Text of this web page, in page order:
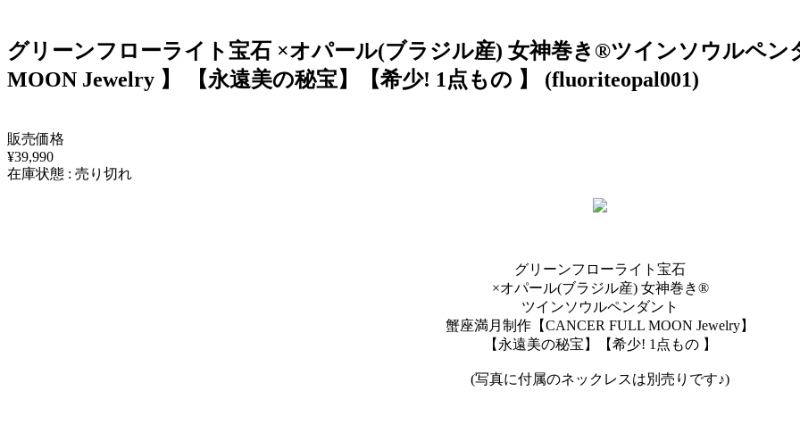
グリーンフローライト宝石 ×オパール(ブラジル産) 女神巻き®ツインソウル ペ
MOON Jewelry 】 【永遠美の秘宝】【希少! 1点もの 】 (fluoriteopal001)
販売価格
¥39,990
在庫状態 : 売り切れ
グリーンフローライト宝石
×オパール(ブラジル産) 女神巻き®
ツインソウル ペンダント
蟹座満月制作【CANCER FULL MOON Jewelry】
【永遠美の秘宝】【希少! 1点もの 】
(写真に付属のネックレスは別売りです♪)